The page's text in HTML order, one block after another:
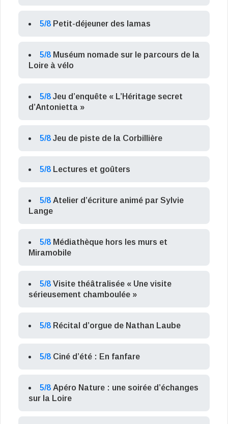
5/8 Petit-déjeuner des lamas
5/8 Muséum nomade sur le parcours de la
Loire à vélo
5/8 Jeu d’enquête « L’Héritage secret
d’Antonietta »
5/8 Jeu de piste de la Corbillière
5/8 Lectures et goûters
5/8 Atelier d’écriture animé par Sylvie
Lange
5/8 Médiathèque hors les murs et
Miramobile
5/8 Visite théâtralisée « Une visite
sérieusement chamboulée »
5/8 Récital d’orgue de Nathan Laube
5/8 Ciné d’été : En fanfare
5/8 Apéro Nature : une soirée d’échanges
sur la Loire